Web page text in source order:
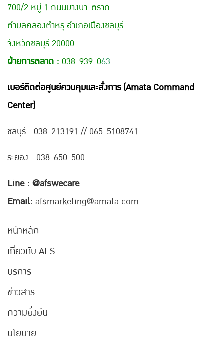
700/2 หมู่ 1 ถนนบางนา-ตราด
ตำบลคลองตำหรุ อำเภอเมืองชลบุรี
จังหวัดชลบุรี 20000
ฝ่ายการตลาด : 038-939-063
เบอร์ติดต่อศูนย์ควบคุมและสั่งการ (Amata Command
Center)
ชลบุรี : 038-213191 // 065-5108741
ระยอง : 038-650-500
Line : @afswecare
Email: afsmarketing@amata.com
หน้าหลัก
เกี่ยวกับ AFS
บริการ
ข่าวสาร
ความยั่งยืน
นโยบาย